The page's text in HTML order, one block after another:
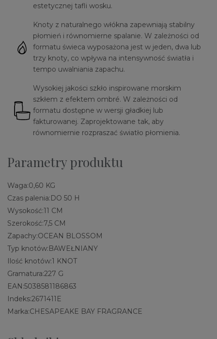
estetycznej tafli wosku.
Knoty z naturalnego włókna zapewniają stabilny
płomień i równomierne spalanie. W zależności od
formatu świeca wyposażona jest w jeden, dwa lub
trzy knoty, co wpływa na intensywność światła i
tempo uwalniania zapachu.
Wysokiej jakości szkło inspirowane morskim
szkłem z efektem ombré. W zależności od
formatu dostępne w wersji gładkiej lub
fakturowanej. Zaprojektowane tak, aby
równomiernie rozpraszać światło płomienia.
Parametry produktu
Waga:0,60 KG
Czas palenia:DO 50 H
Wysokość:11 CM
Szerokość:7,5 CM
Zapachy:OCEAN BLOSSOM
Typ knotów:BAWEŁNIANY
Ilość knotów:1 KNOT
Gramatura:227 G
EAN:5038581186863
Indeks:2671411E
Marka:CHESAPEAKE BAY FRAGRANCE